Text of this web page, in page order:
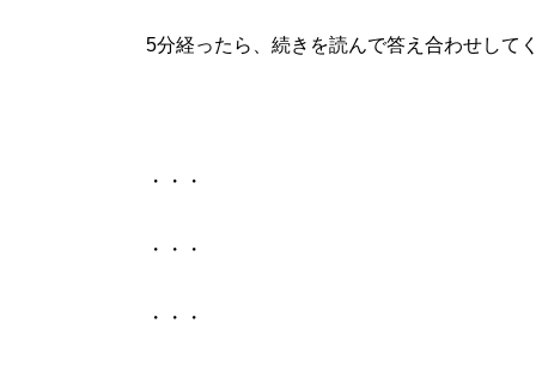
5分経ったら、続きを読んで答え合わせしてく
・・・
・・・
・・・